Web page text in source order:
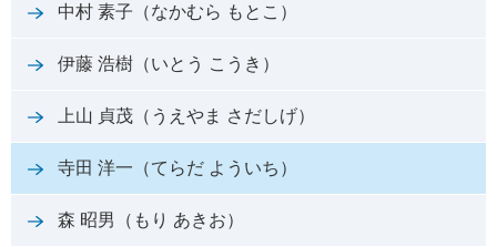
中村 素子（なかむら もとこ）
伊藤 浩樹（いとう こうき）
上山 貞茂（うえやま さだしげ）
寺田 洋一（てらだ よういち）
森 昭男（もり あきお）